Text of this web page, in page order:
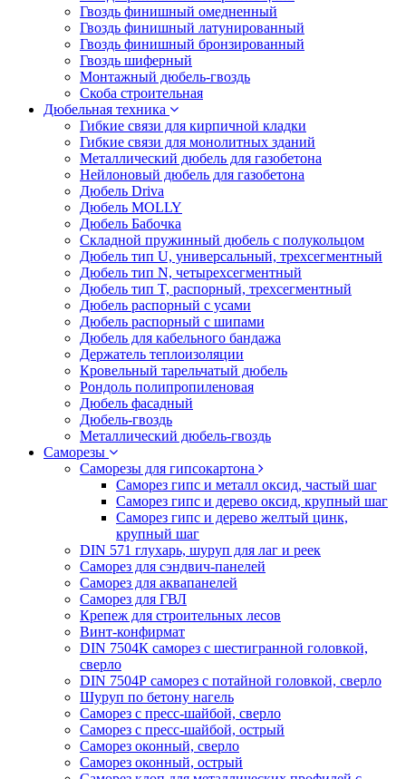
Гвоздь финишный омедненный
Гвоздь финишный латунированный
Гвоздь финишный бронзированный
Гвоздь шиферный
Монтажный дюбель-гвоздь
Скоба строительная
Дюбельная техника
Гибкие связи для кирпичной кладки
Гибкие связи для монолитных зданий
Металлический дюбель для газобетона
Нейлоновый дюбель для газобетона
Дюбель Driva
Дюбель MOLLY
Дюбель Бабочка
Складной пружинный дюбель с полукольцом
Дюбель тип U, универсальный, трехсегментный
Дюбель тип N, четырехсегментный
Дюбель тип T, распорный, трехсегментный
Дюбель распорный с усами
Дюбель распорный с шипами
Дюбель для кабельного бандажа
Держатель теплоизоляции
Кровельный тарельчатый дюбель
Рондоль полипропиленовая
Дюбель фасадный
Дюбель-гвоздь
Металлический дюбель-гвоздь
Саморезы
Саморезы для гипсокартона
Саморез гипс и металл оксид, частый шаг
Саморез гипс и дерево оксид, крупный шаг
Саморез гипс и дерево желтый цинк,
крупный шаг
DIN 571 глухарь, шуруп для лаг и реек
Саморез для сэндвич-панелей
Саморез для аквапанелей
Саморез для ГВЛ
Крепеж для строительных лесов
Винт-конфирмат
DIN 7504К саморез с шестигранной головкой,
сверло
DIN 7504Р саморез с потайной головкой, сверло
Шуруп по бетону нагель
Саморез с пресс-шайбой, сверло
Саморез с пресс-шайбой, острый
Саморез оконный, сверло
Саморез оконный, острый